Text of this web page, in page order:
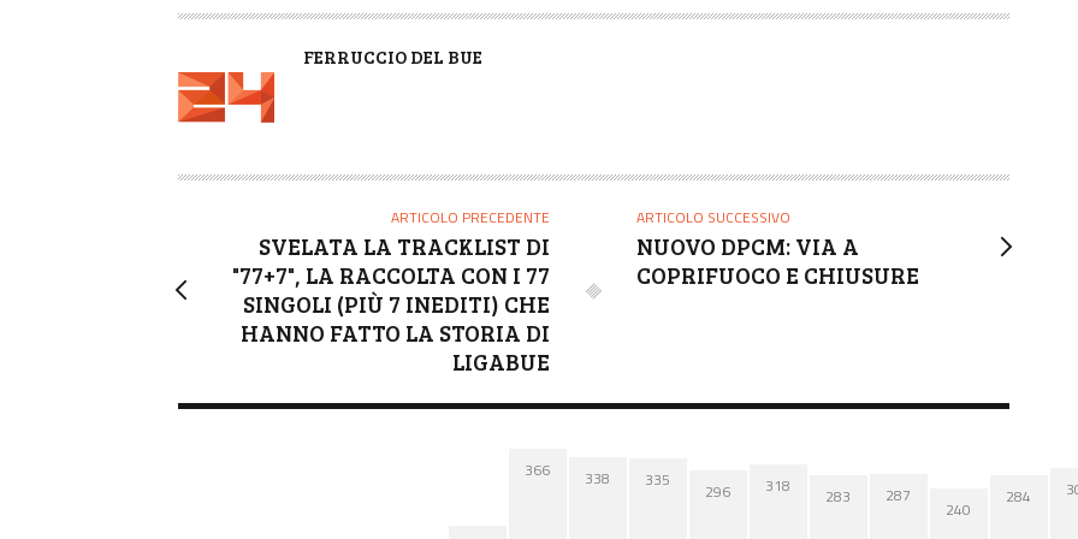
A
R
FERRUCCIO DEL BUE
ARTICOLO PRECEDENTE
SVELATA LA TRACKLIST DI
"77+7", LA RACCOLTA CON I 77
SINGOLI (PIÙ 7 INEDITI) CHE
HANNO FATTO LA STORIA DI
LIGABUE
ARTICOLO SUCCESSIVO
NUOVO DPCM: VIA A
COPRIFUOCO E CHIUSURE
366 338 335
296 318 283 287
240
284